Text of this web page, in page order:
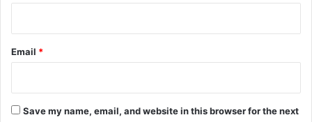
Email *
Save my name, email, and website in this browser for the next